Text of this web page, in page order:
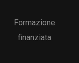
Formazione
finanziata